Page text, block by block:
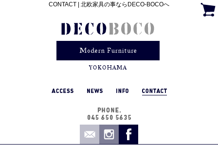
CONTACT | 北欧家具の事ならDECO-BOCOへ